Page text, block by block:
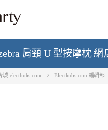
肩頸 U 型按摩枕 網
城 electhubs.com Electhubs.com 編輯部